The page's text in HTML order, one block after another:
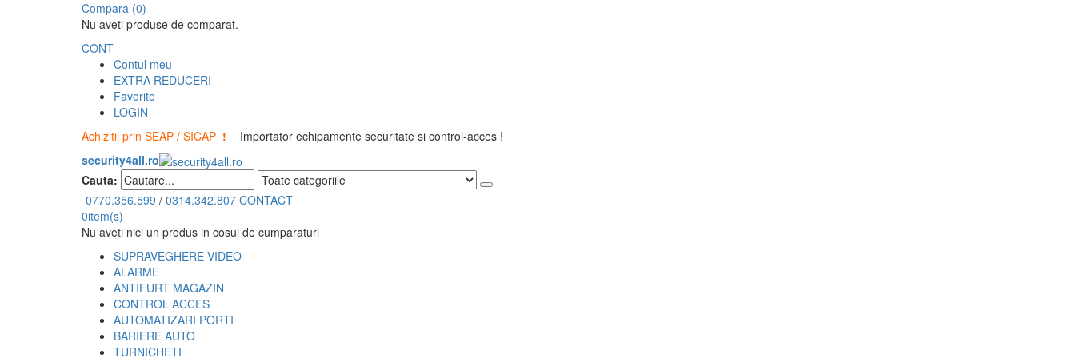
Compara (0)
Nu aveti produse de comparat.
CONT
Contul meu
EXTRA REDUCERI
Favorite
LOGIN
Achizitii prin SEAP / SICAP !
Importator echipamente securitate si control-acces !
security4all.ro
Cauta:
0770.356.599 / 0314.342.807 CONTACT
0item(s)
Nu aveti nici un produs in cosul de cumparaturi
SUPRAVEGHERE VIDEO
ALARME
ANTIFURT MAGAZIN
CONTROL ACCES
AUTOMATIZARI PORTI
BARIERE AUTO
TURNICHETI